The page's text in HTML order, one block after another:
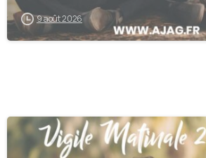
9 août 2026